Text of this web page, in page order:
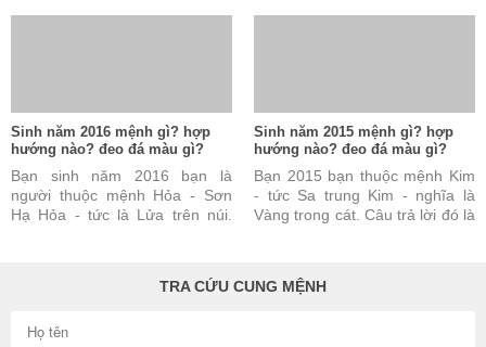
Sinh năm 2016 mệnh gì? hợp
hướng nào? đeo đá màu gì?
Bạn sinh năm 2016 bạn là
người thuộc mệnh Hỏa - Sơn
Hạ Hỏa - tức là Lửa trên núi.
Sinh năm 2015 mệnh gì? hợp
hướng nào? đeo đá màu gì?
Bạn 2015 bạn thuộc mệnh Kim
- tức Sa trung Kim - nghĩa là
Vàng trong cát. Câu trả lời đó là
TRA CỨU CUNG MỆNH